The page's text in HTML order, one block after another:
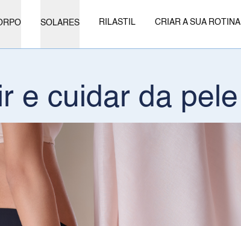
SOLARES RILASTIL CRIAR A SUA ROTINA
e cuidar da pele